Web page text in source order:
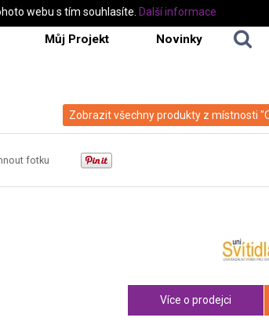
Můj Projekt Novinky
Zobrazit všechny produkty z místnosti
fotku
Více o prodejci
webu s tím souhlasíte. Další informace